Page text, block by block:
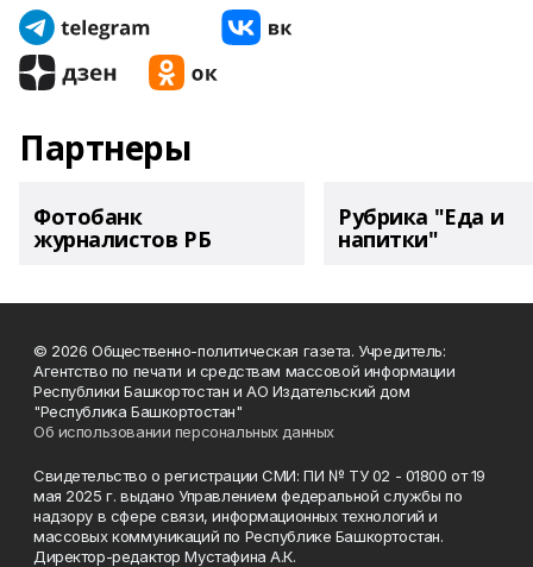
Партнеры
Фотобанк
журналистов РБ
Рубрика "Еда и
напитки"
© 2026 Общественно-политическая газета. Учредитель:
Агентство по печати и средствам массовой информации
Республики Башкортостан и АО Издательский дом
"Республика Башкортостан"
Об использовании персональных данных
Свидетельство о регистрации СМИ: ПИ № ТУ 02 - 01800 от 19
мая 2025 г. выдано Управлением федеральной службы по
надзору в сфере связи, информационных технологий и
массовых коммуникаций по Республике Башкортостан.
Директор-редактор Мустафина А.К.